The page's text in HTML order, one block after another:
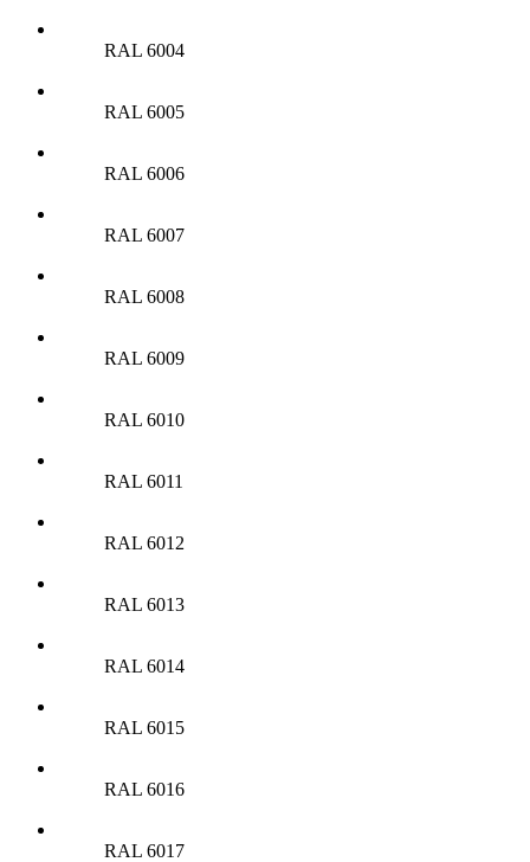
RAL 6004
RAL 6005
RAL 6006
RAL 6007
RAL 6008
RAL 6009
RAL 6010
RAL 6011
RAL 6012
RAL 6013
RAL 6014
RAL 6015
RAL 6016
RAL 6017